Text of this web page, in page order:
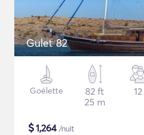
Gulet 82
Goélette
82 ft
25 m
12
$1,264/nuit